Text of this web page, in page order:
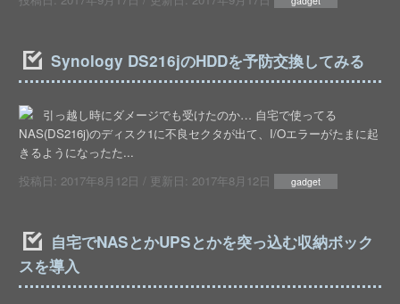
Synology DS216jのHDDを予防交換してみる
引っ越し時にダメージでも受けたのか… 自宅で使ってる
NAS(DS216j)のディスク1に不良セクタが出て、I/Oエラーがたまに起
きるようになったた...
投稿日: 2017年8月12日 / 更新日: 2017年8月12日 gadget
自宅でNASとかUPSとかを突っ込む収納ボック
スを導入